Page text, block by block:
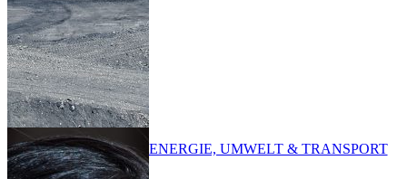
ENERGIE, UMWELT & TRANSPORT